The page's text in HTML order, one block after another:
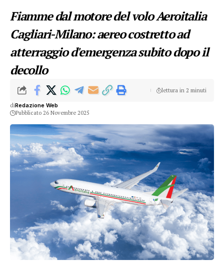
Fiamme dal motore del volo Aeroitalia
Cagliari-Milano: aereo costretto ad
atterraggio d'emergenza subito dopo il
decollo
diRedazione Web
Pubblicato 26 Novembre 2025
lettura in 2 minuti